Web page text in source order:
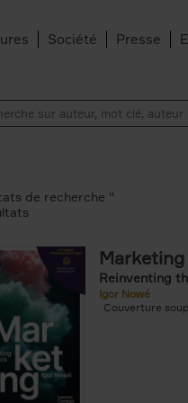
Société Presse
filter
de recherche ''
Marketing
Reinventing
Igor Nowé
Couverture